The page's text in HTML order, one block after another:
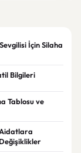
İçin Silaha
Bilgileri
Tablosu ve
Aidatlara